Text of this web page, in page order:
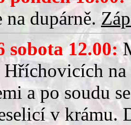
dupárně.
sobota 12.00:
a po soudu
v krámu.